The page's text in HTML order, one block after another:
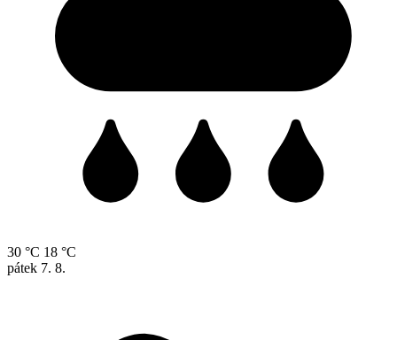
30 °C 18 °C
pátek 7. 8.